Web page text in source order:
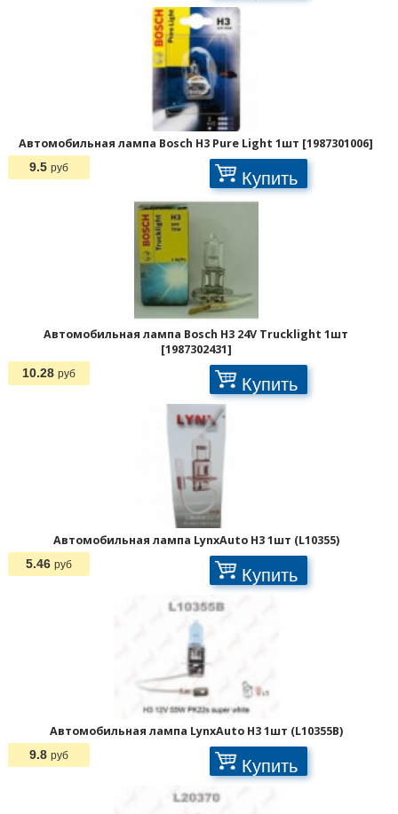
Автомобильная лампа Bosch H3 Pure Light 1шт [1987301006]
9.5 руб Купить
Автомобильная лампа Bosch H3 24V Trucklight 1шт
[1987302431]
10.28 руб Купить
Автомобильная лампа LynxAuto H3 1шт (L10355)
5.46 руб Купить
Автомобильная лампа LynxAuto H3 1шт (L10355B)
9.8 руб Купить